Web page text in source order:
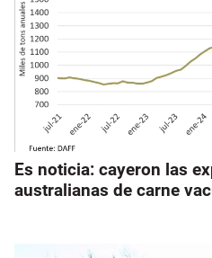
Es noticia: cayeron las
australianas de carne